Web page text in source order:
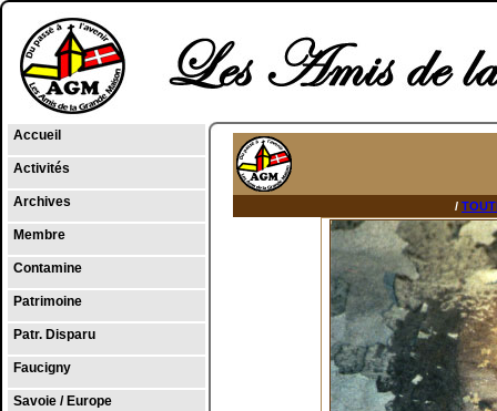
Accueil
Activités
Archives
Membre
Contamine
Patrimoine
Patr. Disparu
Faucigny
Savoie / Europe
/